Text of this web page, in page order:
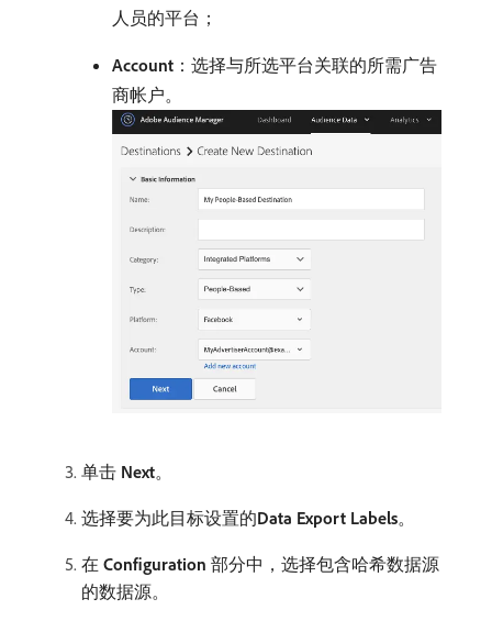
人员的平台；
Account ：选择与所选平台关联的所需广告
商帐户。
单击 Next。
选择要为此目标设置的​Data Export Labels。
在​ Configuration ​部分中，选择包含哈希数据源
的数据源。